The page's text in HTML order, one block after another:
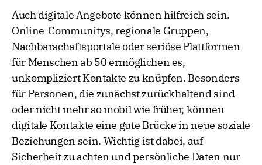
Auch digitale Angebote können hilfreich sein.
Online-Communitys, regionale Gruppen,
Nachbarschaftsportale oder seriöse Plattformen
für Menschen ab 50 ermöglichen es,
unkompliziert Kontakte zu knüpfen. Besonders
für Personen, die zunächst zurückhaltend sind
oder nicht mehr so mobil wie früher, können
digitale Kontakte eine gute Brücke in neue soziale
Beziehungen sein. Wichtig ist dabei, auf
Sicherheit zu achten und persönliche Daten nur